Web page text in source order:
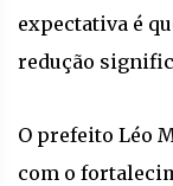
expectativa é
redução
O prefeito Léo
com o